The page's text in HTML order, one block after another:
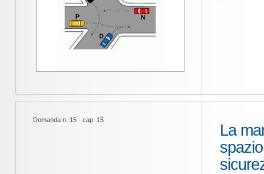
Domanda n. 15 - cap. 15
La